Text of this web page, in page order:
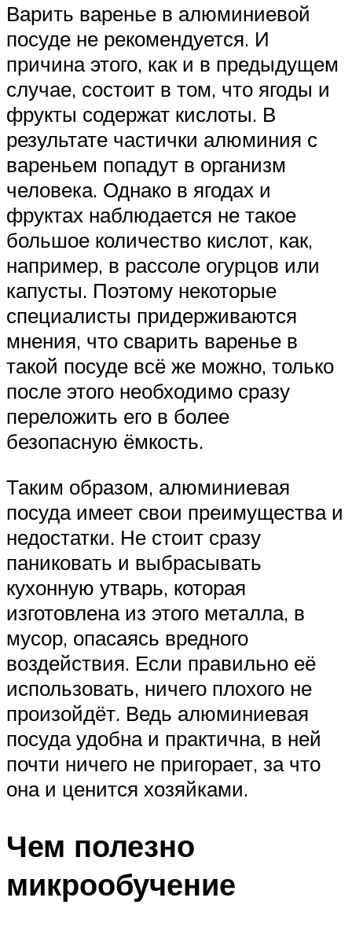
Варить варенье в алюминиевой
посуде не рекомендуется. И
причина этого, как и в предыдущем
случае, состоит в том, что ягоды и
фрукты содержат кислоты. В
результате частички алюминия с
вареньем попадут в организм
человека. Однако в ягодах и
фруктах наблюдается не такое
большое количество кислот, как,
например, в рассоле огурцов или
капусты. Поэтому некоторые
специалисты придерживаются
мнения, что сварить варенье в
такой посуде всё же можно, только
после этого необходимо сразу
переложить его в более
безопасную ёмкость.
Таким образом, алюминиевая
посуда имеет свои преимущества и
недостатки. Не стоит сразу
паниковать и выбрасывать
кухонную утварь, которая
изготовлена из этого металла, в
мусор, опасаясь вредного
воздействия. Если правильно её
использовать, ничего плохого не
произойдёт. Ведь алюминиевая
посуда удобна и практична, в ней
почти ничего не пригорает, за что
она и ценится хозяйками.
Чем полезно
микрообучение